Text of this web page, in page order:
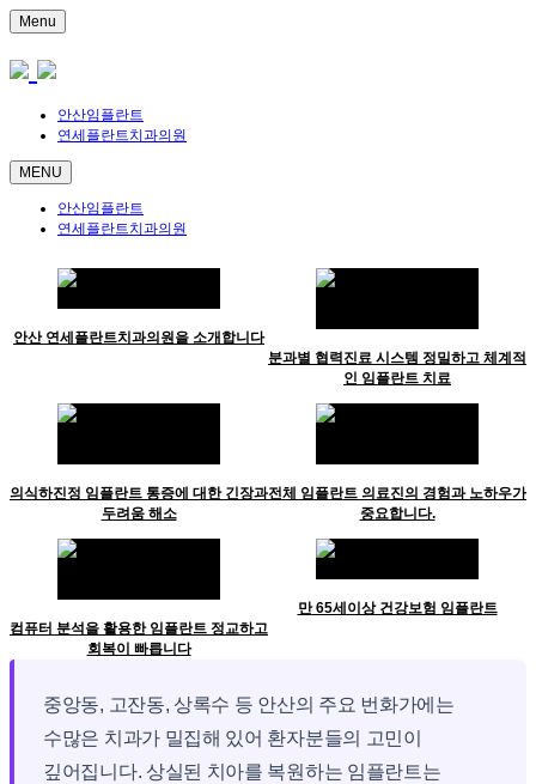
Menu
안산임플란트
연세플란트치과의원
MENU
안산임플란트
연세플란트치과의원
안산 연세플란트치과의원을 소개합니다
분과별 협력진료 시스템 정밀하고 체계적
인 임플란트 치료
의식하진정 임플란트 통증에 대한 긴장과
두려움 해소
전체 임플란트 의료진의 경험과 노하우가
중요합니다.
컴퓨터 분석을 활용한 임플란트 정교하고
회복이 빠릅니다
만 65세이상 건강보험 임플란트
중앙동, 고잔동, 상록수 등 안산의 주요 번화가에는
수많은 치과가 밀집해 있어 환자분들의 고민이
깊어집니다. 상실된 치아를 복원하는 임플란트는